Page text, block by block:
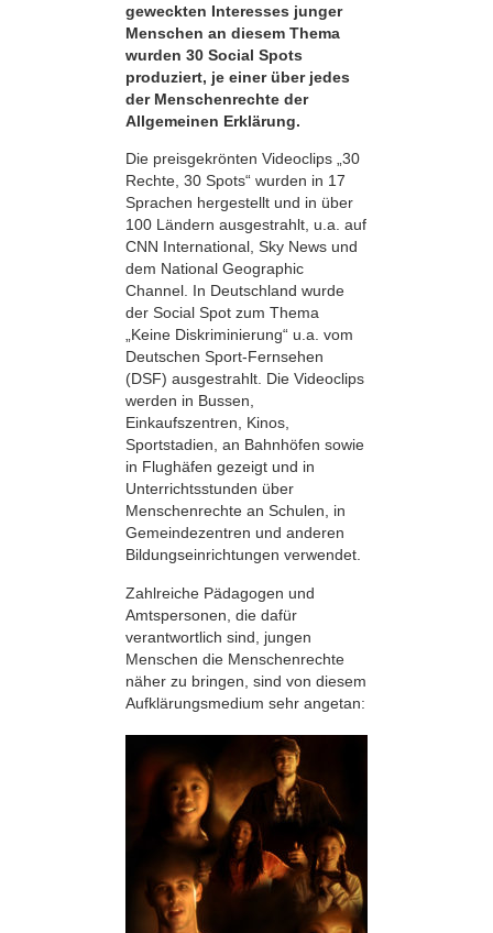
geweckten Interesses junger
Menschen an diesem Thema
wurden 30 Social Spots
produziert, je einer über jedes
der Menschenrechte der
Allgemeinen Erklärung.
Die preisgekrönten Videoclips „30
Rechte, 30 Spots“ wurden in 17
Sprachen hergestellt und in über
100 Ländern ausgestrahlt, u.a. auf
CNN International, Sky News und
dem National Geographic
Channel. In Deutschland wurde
der Social Spot zum Thema
„Keine Diskriminierung“ u.a. vom
Deutschen Sport-Fernsehen
(DSF) ausgestrahlt. Die Videoclips
werden in Bussen,
Einkaufszentren, Kinos,
Sportstadien, an Bahnhöfen sowie
in Flughäfen gezeigt und in
Unterrichtsstunden über
Menschenrechte an Schulen, in
Gemeindezentren und anderen
Bildungseinrichtungen verwendet.
Zahlreiche Pädagogen und
Amtspersonen, die dafür
verantwortlich sind, jungen
Menschen die Menschenrechte
näher zu bringen, sind von diesem
Aufklärungsmedium sehr angetan: